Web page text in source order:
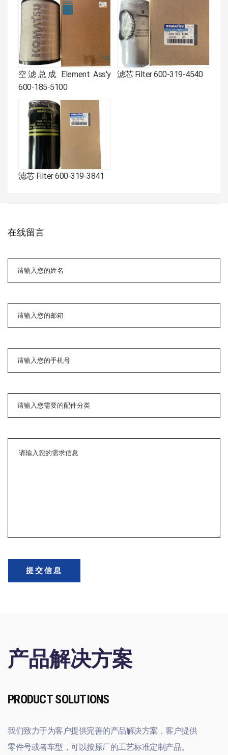
空滤总成 Element Ass'y
600-185-5100
滤芯 Filter 600-319-4540
滤芯 Filter 600-319-3841
在线留言
提交信息
产品解决方案
PRODUCT SOLUTIONS
我们致力于为客户提供完善的产品解决方案，客户提供
零件号或者车型，可以按原厂的工艺标准定制产品。